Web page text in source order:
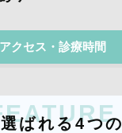
アクセス・診療時間
選ばれる4つの